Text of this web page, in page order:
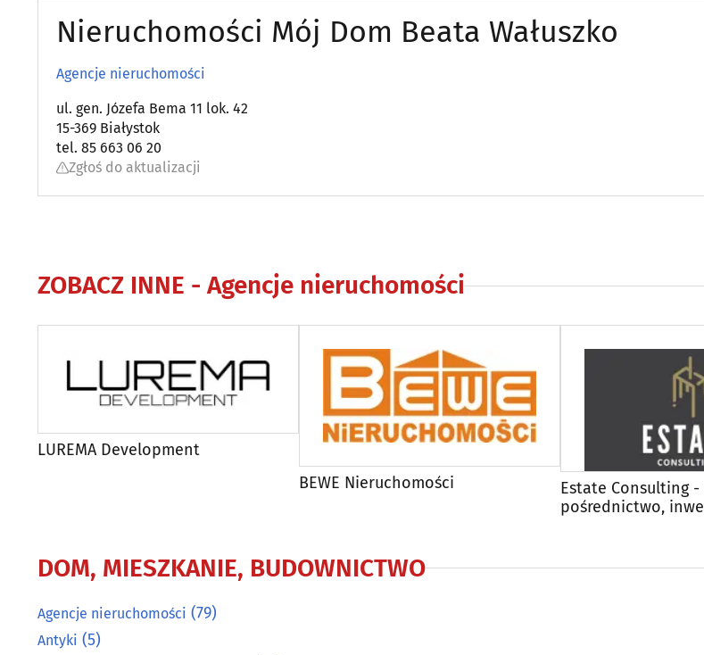
Nieruchomości Mój Dom Beata Wałuszko
Agencje nieruchomości
ul. gen. Józefa Bema 11 lok. 42
15-369 Białystok
tel. 85 663 06 20
Zgłoś do aktualizacji
ZOBACZ INNE - Agencje nieruchomości
LUREMA Development
BEWE Nieruchomości
Estate Consulting
pośrednictwo,
DOM, MIESZKANIE, BUDOWNICTWO
Agencje nieruchomości (79)
Antyki (5)